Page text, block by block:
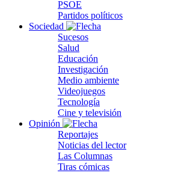
PSOE
Partidos políticos
Sociedad
Sucesos
Salud
Educación
Investigación
Medio ambiente
Videojuegos
Tecnología
Cine y televisión
Opinión
Reportajes
Noticias del lector
Las Columnas
Tiras cómicas